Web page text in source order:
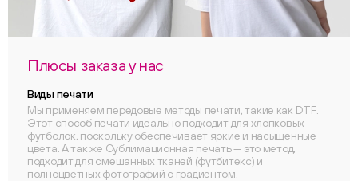
Плюсы заказа у нас
Виды печати
Мы применяем передовые методы печати, такие как DTF.
Этот способ печати идеально подходит для хлопковых
футболок, поскольку обеспечивает яркие и насыщенные
цвета. А так же Сублимационная печать — это метод,
подходит для смешанных тканей (футбитекс) и
полноцветных фотографий с градиентом.